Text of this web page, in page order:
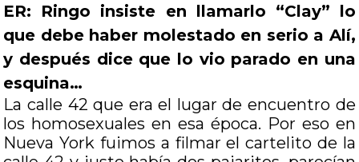
ER: Ringo insiste en llamarlo “Clay” lo
que debe haber molestado en serio a Alí,
y después dice que lo vio parado en una
esquina…
La calle 42 que era el lugar de encuentro de
los homosexuales en esa época. Por eso en
Nueva York fuimos a filmar el cartelito de la